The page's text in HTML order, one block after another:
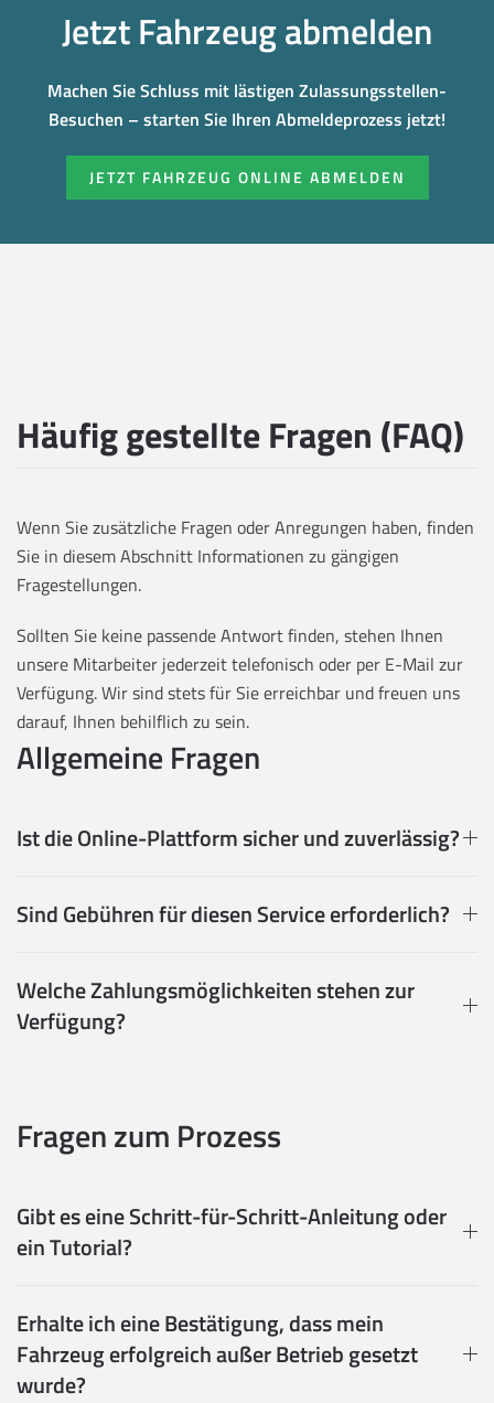
Jetzt Fahrzeug abmelden
Machen Sie Schluss mit lästigen Zulassungsstellen-
Besuchen – starten Sie Ihren Abmeldeprozess jetzt!
JETZT FAHRZEUG ONLINE ABMELDEN
Häufig gestellte Fragen (FAQ)
Wenn Sie zusätzliche Fragen oder Anregungen haben, finden
Sie in diesem Abschnitt Informationen zu gängigen
Fragestellungen.
Sollten Sie keine passende Antwort finden, stehen Ihnen
unsere Mitarbeiter jederzeit telefonisch oder per E-Mail zur
Verfügung. Wir sind stets für Sie erreichbar und freuen uns
darauf, Ihnen behilflich zu sein.
Allgemeine Fragen
Ist die Online-Plattform sicher und zuverlässig?
Sind Gebühren für diesen Service erforderlich?
Welche Zahlungsmöglichkeiten stehen zur
Verfügung?
Fragen zum Prozess
Gibt es eine Schritt-für-Schritt-Anleitung oder
ein Tutorial?
Erhalte ich eine Bestätigung, dass mein
Fahrzeug erfolgreich außer Betrieb gesetzt
wurde?